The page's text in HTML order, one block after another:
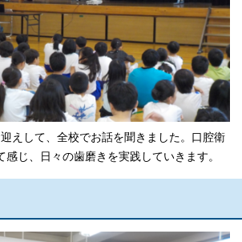
えして、全校でお話を聞きました。口腔衛
感じ、日々の歯磨きを実践していきます。